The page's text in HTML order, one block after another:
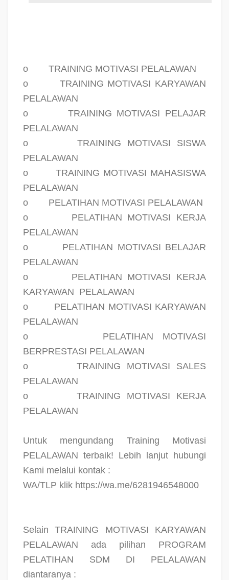
o
TRAINING MOTIVASI PELALAWAN
o
TRAINING MOTIVASI KARYAWAN
PELALAWAN
o
TRAINING MOTIVASI PELAJAR
PELALAWAN
o
TRAINING MOTIVASI SISWA
PELALAWAN
o
TRAINING MOTIVASI MAHASISWA
PELALAWAN
o
PELATIHAN MOTIVASI PELALAWAN
o
PELATIHAN MOTIVASI KERJA
PELALAWAN
o
PELATIHAN MOTIVASI BELAJAR
PELALAWAN
o
PELATIHAN MOTIVASI KERJA
KARYAWAN PELALAWAN
o
PELATIHAN MOTIVASI KARYAWAN
PELALAWAN
o
PELATIHAN MOTIVASI
BERPRESTASI PELALAWAN
o
TRAINING MOTIVASI SALES
PELALAWAN
o
TRAINING MOTIVASI KERJA
PELALAWAN
Untuk mengundang Training Motivasi
PELALAWAN terbaik! Lebih lanjut hubungi
Kami melalui kontak :
WA/TLP klik https://wa.me/6281946548000
Selain TRAINING MOTIVASI KARYAWAN
PELALAWAN ada pilihan PROGRAM
PELATIHAN SDM DI PELALAWAN
diantaranya :